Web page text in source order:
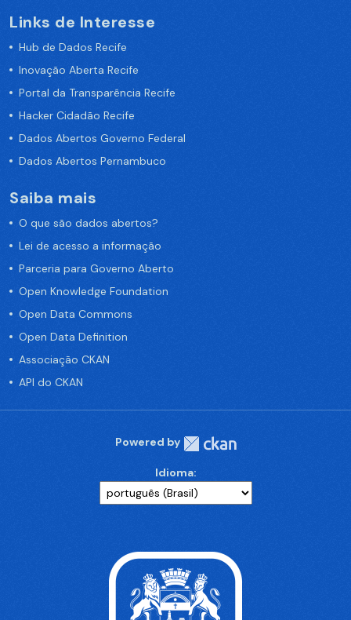
Links de Interesse
Hub de Dados Recife
Inovação Aberta Recife
Portal da Transparência Recife
Hacker Cidadão Recife
Dados Abertos Governo Federal
Dados Abertos Pernambuco
Saiba mais
O que são dados abertos?
Lei de acesso a informação
Parceria para Governo Aberto
Open Knowledge Foundation
Open Data Commons
Open Data Definition
Associação CKAN
API do CKAN
Powered by
Idioma